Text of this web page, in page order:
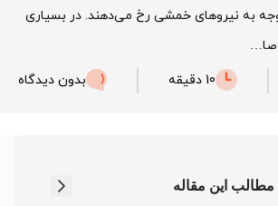
به نیروهای خمشی رخ می‌دهند. در بسیاری
10 دقیقه بدون دیدگاه
این مقاله